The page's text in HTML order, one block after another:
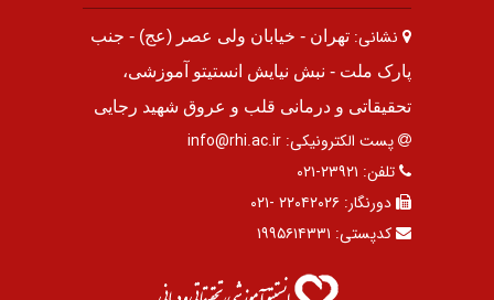
نشانی: تهران - خیابان ولی عصر (عج) - جنب
پارک ملت - نبش نیایش انستیتو آموزشی،
تحقیقاتی و درمانی قلب و عروق شهید رجایی
پست الکترونیکی: info@rhi.ac.ir
تلفن: ۲۳۹۲۱-۰۲۱
دورنگار: ۲۲۰۴۲۰۲۶ -۰۲۱
کدپستی: ۱۹۹۵۶۱۴۳۳۱